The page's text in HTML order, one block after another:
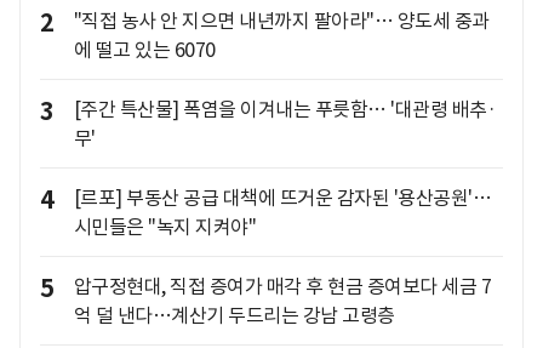
2
"직접 농사 안 지으면 내년까지 팔아라"… 양도세 중과
에 떨고 있는 6070
3
[주간 특산물] 폭염을 이겨내는 푸릇함… '대관령 배추·
무'
4
[르포] 부동산 공급 대책에 뜨거운 감자된 '용산공원'…
시민들은 "녹지 지켜야"
5
압구정현대, 직접 증여가 매각 후 현금 증여보다 세금 7
억 덜 낸다…계산기 두드리는 강남 고령층